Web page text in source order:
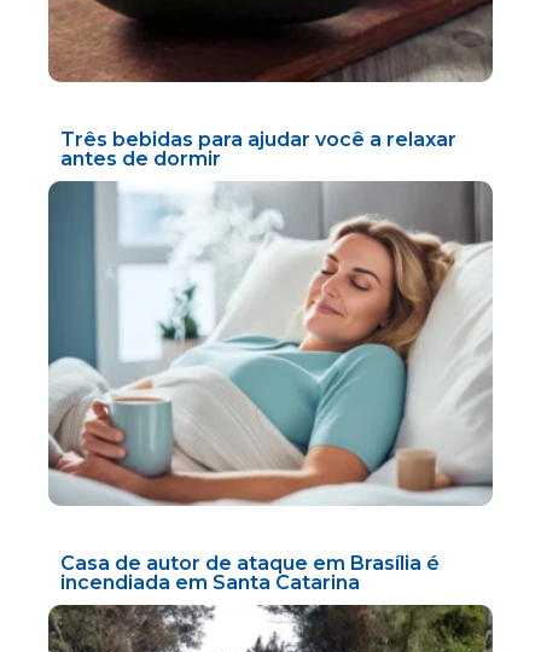
Três bebidas para ajudar você a relaxar
antes de dormir
Casa de autor de ataque em Brasília é
incendiada em Santa Catarina